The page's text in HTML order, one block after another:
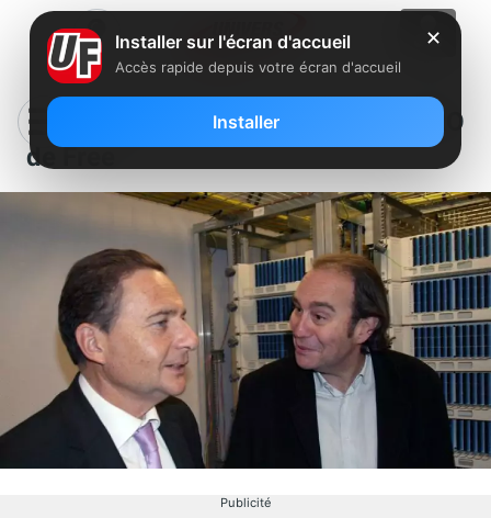
Eric Besson en visite dans les NRO
de Free
Publicité
✕
Installer sur l'écran d'accueil
Accès rapide depuis votre écran d'accueil
Installer